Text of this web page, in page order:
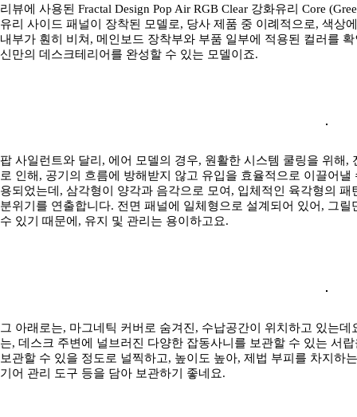
리뷰에 사용된 Fractal Design Pop Air RGB Clear 강화유리 Core
유리 사이드 패널이 장착된 모델로, 당사 제품 중 이례적으로, 색상
내부가 훤히 비쳐, 메인보드 장착부와 부품 일부에 적용된 컬러를
신만의 데스크테리어를 완성할 수 있는 모델이죠.
팝 사일런트와 달리, 에어 모델의 경우, 원활한 시스템 쿨링을 위해
로 인해, 공기의 흐름에 방해받지 않고 유입을 효율적으로 이끌어
용되었는데, 삼각형이 양각과 음각으로 모여, 입체적인 육각형의
분위기를 연출합니다. 전면 패널에 일체형으로 설계되어 있어, 그
수 있기 때문에, 유지 및 관리는 용이하고요.
그 아래로는, 마그네틱 커버로 숨겨진, 수납공간이 위치하고 있는
는, 데스크 주변에 널브러진 다양한 잡동사니를 보관할 수 있는 서
보관할 수 있을 정도로 널찍하고, 높이도 높아, 제법 부피를 차지하
기어 관리 도구 등을 담아 보관하기 좋네요.